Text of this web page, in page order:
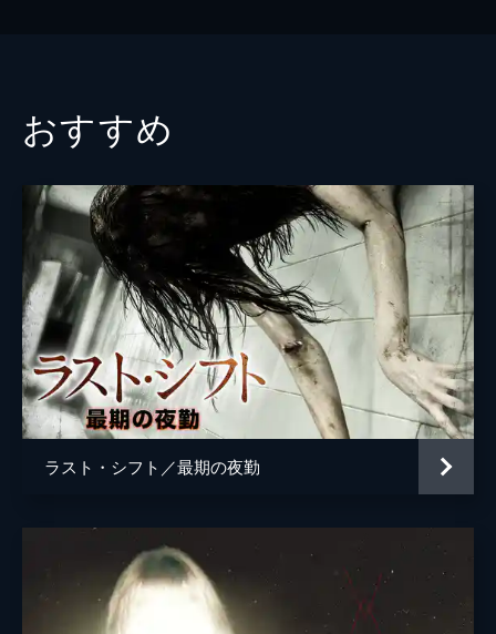
監督
脚本 エヴァン・マーロウ
おすすめ
ラスト・シフト／最期の夜勤